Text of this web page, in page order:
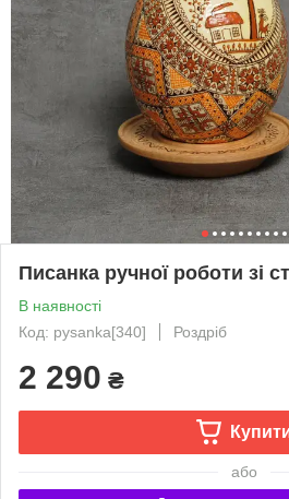
Писанка ручної роботи зі
В наявності
Код: pysanka[340]
Роздріб
2 290 ₴
або